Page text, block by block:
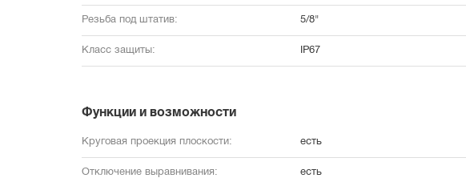
Резьба под штатив: 5/8"
Класс защиты: IP67
Функции и возможности
Круговая проекция плоскости: есть
Отключение выравнивания: есть